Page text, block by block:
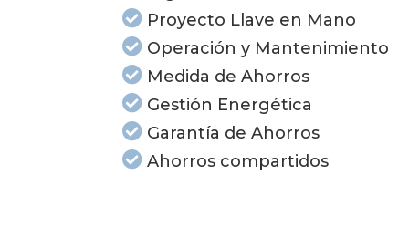
Proyecto Llave en Mano
Operación y Mantenimiento
Medida de Ahorros
Gestión Energética
Garantía de Ahorros
Ahorros compartidos